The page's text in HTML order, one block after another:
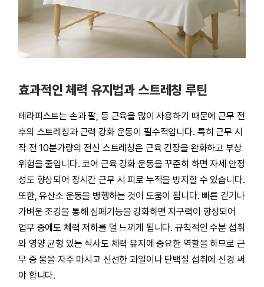
효과적인 체력 유지법과 스트레칭 루틴
테라피스트는 손과 팔, 등 근육을 많이 사용하기 때문에 근무 전
후의 스트레칭과 근력 강화 운동이 필수적입니다. 특히 근무 시
작 전 10분가량의 전신 스트레칭은 근육 긴장을 완화하고 부상
위험을 줄입니다. 코어 근육 강화 운동을 꾸준히 하면 자세 안정
성도 향상되어 장시간 근무 시 피로 누적을 방지할 수 있습니다.
또한, 유산소 운동을 병행하는 것이 도움이 됩니다. 빠른 걷기나
가벼운 조깅을 통해 심폐기능을 강화하면 지구력이 향상되어
업무 중에도 체력 저하를 덜 느끼게 됩니다. 규칙적인 수분 섭취
와 영양 균형 있는 식사도 체력 유지에 중요한 역할을 하므로 근
무 중 물을 자주 마시고 신선한 과일이나 단백질 섭취에 신경 써
야 합니다.